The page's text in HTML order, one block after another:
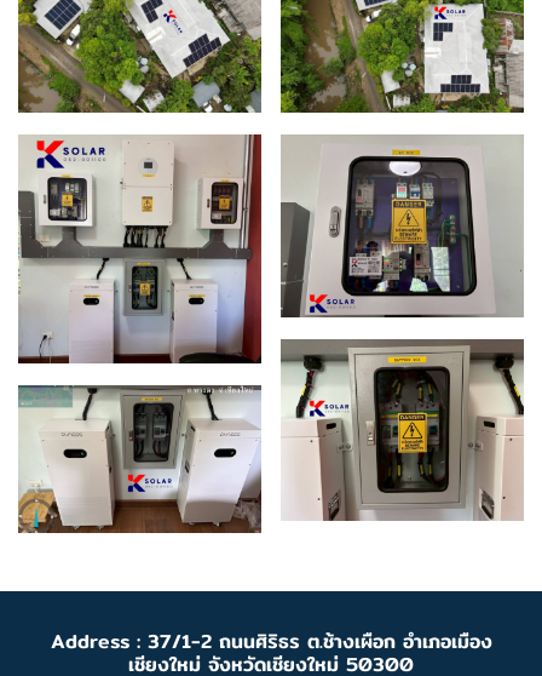
Address : 37/1-2 ถนนศิริธร ต.ช้างเผือก อำเภอเมือง
เชียงใหม่ จังหวัดเชียงใหม่ 50300